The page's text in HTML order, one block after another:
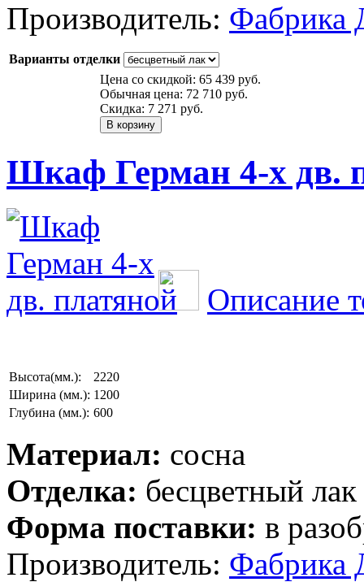
Производитель: Фабрика
Варианты отделки
Цена со скидкой: 65 439 руб.
Обычная цена: 72 710 руб.
Скидка: 7 271 руб.
Шкаф Герман 4-х дв.
Описание
Высота(мм.):
2220
Ширина (мм.): 1200
Глубина (мм.): 600
Материал: сосна
Отделка: бесцветный лак
Форма поставки: в
Производитель: Фабрика